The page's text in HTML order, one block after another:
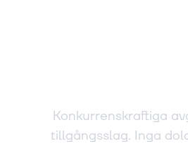
Konkurrenskraftiga
tillgångsslag. Inga